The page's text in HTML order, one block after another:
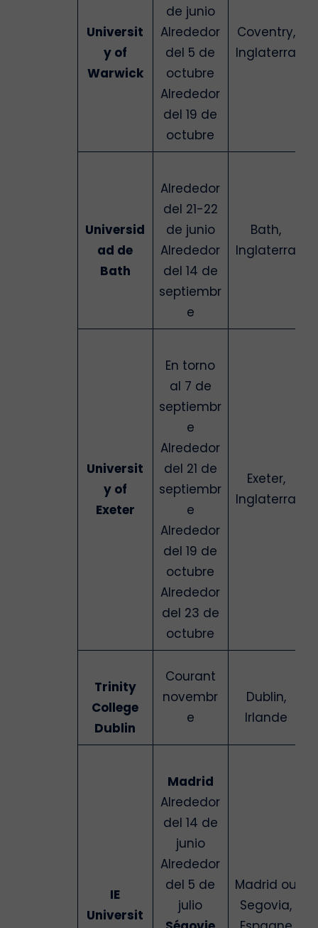
Universit
y of
Warwick
de junio
Alrededor
del 5 de
octubre
Alrededor
del 19 de
octubre
Coventry,
Inglaterra
Universid
ad de
Bath
Alrededor
del 21-22
de junio
Alrededor
del 14 de
septiembr
e
Bath,
Inglaterra
Universit
y of
Exeter
En torno
al 7 de
septiembr
e
Alrededor
del 21 de
septiembr
e
Alrededor
del 19 de
octubre
Alrededor
del 23 de
octubre
Exeter,
Inglaterra
Trinity
College
Dublin
Courant
novembr
e
Dublin,
Irlande
IE
Universit
Madrid
Alrededor
del 14 de
junio
Alrededor
del 5 de
julio
Madrid ou
Segovia,